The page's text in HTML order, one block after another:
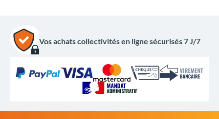
Vos achats collectivités en ligne sécurisés 7 J/7